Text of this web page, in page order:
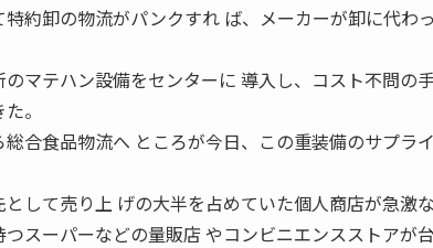
特約卸の物流がパンクすれ ば、メーカーが卸に代わ
のマテハン設備をセンターに 導入し、コスト不問の
。
総合食品物流へ ところが今日、この重装備のサプラ
して売り上 げの大半を占めていた個人商店が急激
スーパーなどの量販店 やコンビニエンスストアが台